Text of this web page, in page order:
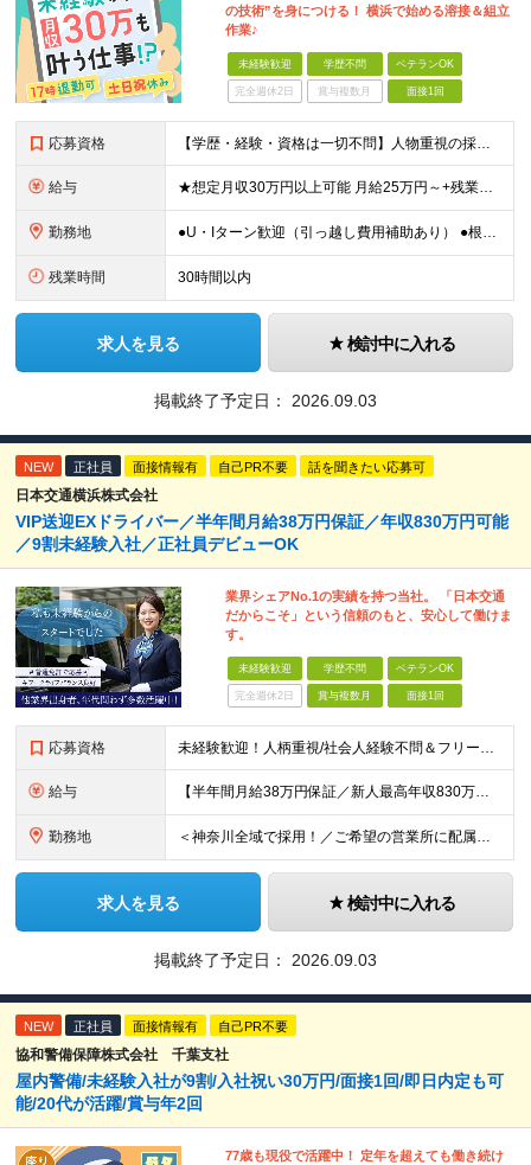
の技術”を身につける！ 横浜で始める溶接＆組立
作業♪
未経験歓迎 学歴不問 ベテランOK
完全週休2日 賞与複数月 面接1回
応募資格 【学歴・経験・資格は一切不問】人物重視の採用です！ ★社会人デビュー・第二新卒歓迎！ ＼1つでも当てはまる方は大歓迎／ □ものづくりや工作が好き・興味がある □コツコツ丁寧な作業が得意 □残業を減ら
給与 ★想定月収30万円以上可能 月給25万円～+残業代全額支給＋各種手当+賞与年2回 ※試用期間2ヶ月あり（給与・待遇に差異はありません） ※残業代・深夜割増手当は全額支給します ★賞与年2回（6月・
勤務地 ●U・Iターン歓迎（引っ越し費用補助あり） ●根岸駅より無料送迎バスあり ●車･バイク・自転車通勤OK ■本牧営業所／神奈川県横浜市中区豊浦町2-3 (変更の範囲)上記を除く当社関連勤務地
残業時間 30時間以内
求人を見る 検討中に入れる
掲載終了予定日： 2026.09.03
NEW 正社員 面接情報有 自己PR不要 話を聞きたい応募可
日本交通横浜株式会社
VIP送迎EXドライバー／半年間月給38万円保証／年収830万円可能
／9割未経験入社／正社員デビューOK
業界シェアNo.1の実績を持つ当社。 「日本交通
だからこそ」という信頼のもと、安心して働けま
す。
未経験歓迎 学歴不問 ベテランOK
完全週休2日 賞与複数月 面接1回
応募資格 未経験歓迎！人柄重視/社会人経験不問＆フリーターもOK ■普通自動車免許（AT限定可）を取得して1年以上経過している方 ※前職・学歴・ブランク・転職回数などは一切不問です。 <2種免許取得代は全額
給与 【半年間月給38万円保証／新人最高年収830万円／賞与年2回／給料控除を100%撤廃】 6ヶ月間、月給38万円保証＋歩合給＋賞与年2回（川崎／保土ヶ谷／戸塚） ◆保証額を超える売上時は上乗せした給与
勤務地 ＜神奈川全域で採用！／ご希望の営業所に配属＞ ◎転居を伴う転勤なし！ ◎U・Iターン歓迎！ ◎マイカー通勤OK（駐車場完備） 神奈川全域に6拠点（★希望の営業所に配属） ■本社：横浜市戸塚区名瀬町1
求人を見る 検討中に入れる
掲載終了予定日： 2026.09.03
NEW 正社員 面接情報有 自己PR不要
協和警備保障株式会社 千葉支社
屋内警備/未経験入社が9割/入社祝い30万円/面接1回/即日内定も可
能/20代が活躍/賞与年2回
77歳も現役で活躍中！ 定年を超えても働き続け